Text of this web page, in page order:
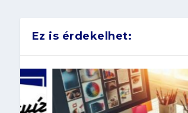
Ez is érdekelhet: